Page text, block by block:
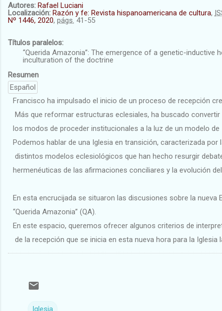
Autores: Rafael Luciani
Localización: Razón y fe: Revista hispanoamericana de cultura,
Nº 1446, 2020, págs. 41-55
Títulos paralelos:
“Querida Amazonia”: The emergence of a genetic-
inculturation of the doctrine
Resumen
Español
Francisco ha impulsado el inicio de un proceso de recepción
Más que reformar estructuras eclesiales, ha buscado
los modos de proceder institucionales a la luz de un modelo
Podemos hablar de una Iglesia en transición, caracterizada por
distintos modelos eclesiológicos que han hecho resurgir
hermenéuticas de las afirmaciones conciliares y la evolución
En esta encrucijada se situaron las discusiones sobre la
“Querida Amazonia” (QA).
En este espacio, queremos ofrecer algunos criterios de
de la recepción que se inicia en esta nueva hora para la Iglesia
Iglesia